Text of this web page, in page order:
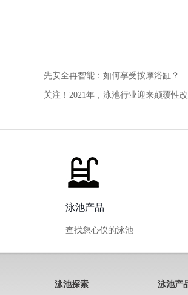
先安全再智能：如何享受按摩浴缸？
关注！2021年，泳池行业迎来颠覆性
泳池产品
查找您心仪的泳池
泳池探索 泳池产